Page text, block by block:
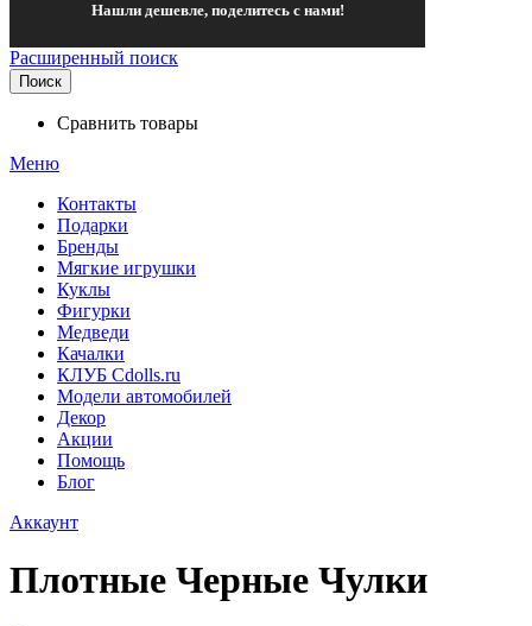
Нашли дешевле, поделитесь с нами!
Расширенный поиск
Поиск
Сравнить товары
Меню
Контакты
Подарки
Бренды
Мягкие игрушки
Куклы
Фигурки
Медведи
Качалки
КЛУБ Cdolls.ru
Модели автомобилей
Декор
Акции
Помощь
Блог
Аккаунт
Плотные Черные Чулки